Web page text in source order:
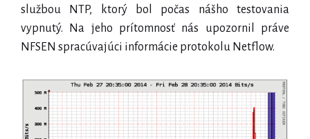
službou NTP, ktorý bol počas nášho testovania
vypnutý. Na jeho prítomnosť nás upozornil práve
NFSEN spracúvajúci informácie protokolu Netflow.